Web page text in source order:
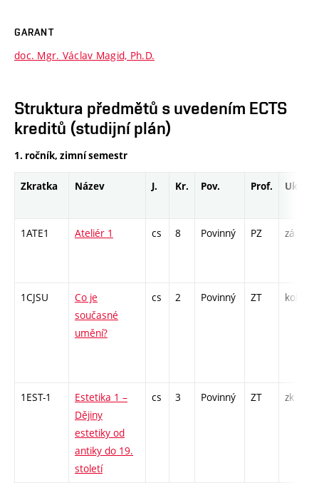
GARANT
doc. Mgr. Václav Magid, Ph.D.
Struktura předmětů s uvedením ECTS
kreditů (studijní plán)
1. ročník, zimní semestr
Zkratka Název J. Kr. Pov. Prof. Uk.
1ATE1 Ateliér 1 cs 8 Povinný PZ zá
1CJSU
Co je
současné
umění?
cs 2 Povinný ZT kol
1EST-1
Estetika 1 –
Dějiny
estetiky od
antiky do 19.
století
cs 3 Povinný ZT zk